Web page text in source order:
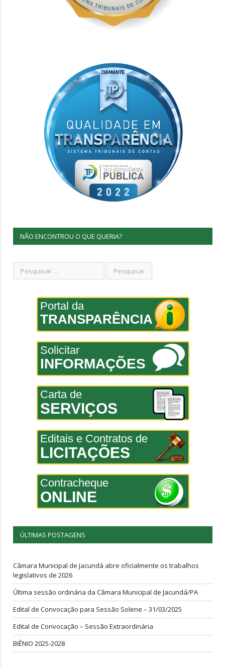
NÃO ENCONTROU O QUE QUERIA?
Portal da
TRANSPARÊNCIA
Solicitar
INFORMAÇÕES
Carta de
SERVIÇOS
Editais e Contratos de
LICITAÇÕES
Contracheque
ONLINE
ÚLTIMAS POSTAGENS
Câmara Municipal de Jacundá abre oficialmente os trabalhos
legislativos de 2026
Última sessão ordinária da Câmara Municipal de Jacundá/PA
Edital de Convocação para Sessão Solene – 31/03/2025
Edital de Convocação – Sessão Extraordinária
BIÊNIO 2025-2028